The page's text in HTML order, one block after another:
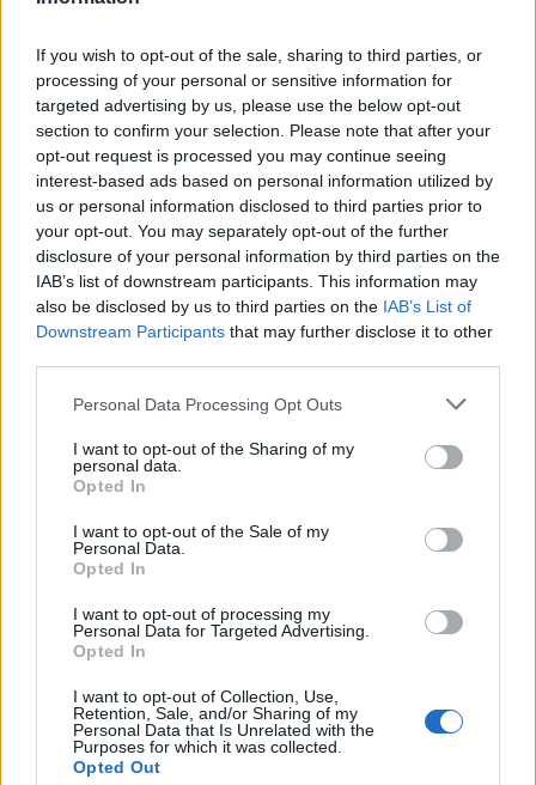
If you wish to opt-out of the sale, sharing to third parties, or
processing of your personal or sensitive information for
targeted advertising by us, please use the below opt-out
section to confirm your selection. Please note that after your
opt-out request is processed you may continue seeing
interest-based ads based on personal information utilized by
us or personal information disclosed to third parties prior to
your opt-out. You may separately opt-out of the further
disclosure of your personal information by third parties on the
IAB’s list of downstream participants. This information may
also be disclosed by us to third parties on the IAB’s List of
Downstream Participants that may further disclose it to other
Personal Data Processing Opt Outs
I want to opt-out of the Sharing of my
personal data.
Opted In
I want to opt-out of the Sale of my
Personal Data.
Opted In
I want to opt-out of processing my
Personal Data for Targeted Advertising.
Opted In
I want to opt-out of Collection, Use,
Retention, Sale, and/or Sharing of my
Personal Data that Is Unrelated with the
Purposes for which it was collected.
Opted Out
questo motivo gli azzurri avrebbero già allacciato
i contatti con il club francese ed il suo agente.
Proprio il difensore ha confessato da poco le sue
ambizioni:"Ogni professionista vorrebbe vincere
titoli e trofei. Il mio sogno è la Coppa del Mondo,
ma so che sarà difficile. Mi accontenterei della
Champions". Dunque, dopo aver impressionato
in Ligue 1, sembra arrivato il momento di
misurarsi in una realtà decisamente più
competitiva come la Serie Acon la maglia del
Napoli.
Napoli: Koopmeiners-bis
Koopmeiners dell'Atalanta per il
calciomercato del 2023.
olandese, tra i migliori al Fantacalcio in questa
stagione, era stato già seguito in passato dagli
L'olandese sembrerebbe aver guadagnato
terreno nei confronti di Gabri Veiga del Celta Vigo